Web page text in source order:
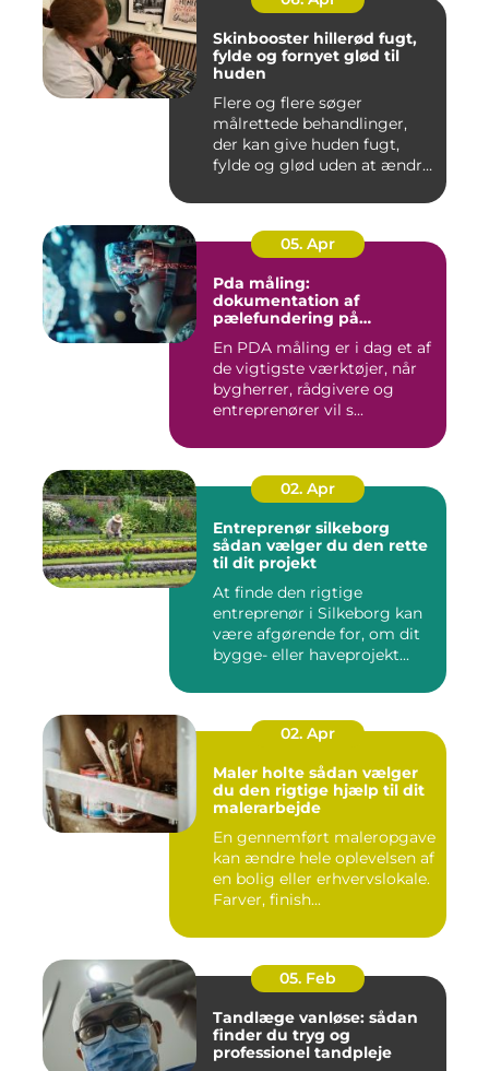
Skinbooster hillerød fugt,
fylde og fornyet glød til
huden
Flere og flere søger
målrettede behandlinger,
der kan give huden fugt,
fylde og glød uden at ændre
05. Apr
Pda måling:
dokumentation af
pælefundering på
En PDA måling er i dag et af
de vigtigste værktøjer, når
bygherrer, rådgivere og
entreprenører vil s...
02. Apr
Entreprenør silkeborg
sådan vælger du den rette
til dit projekt
At finde den rigtige
entreprenør i Silkeborg kan
være afgørende for, om dit
bygge- eller haveprojekt...
02. Apr
Maler holte sådan vælger
du den rigtige hjælp til dit
malerarbejde
En gennemført maleropgave
kan ændre hele oplevelsen af
en bolig eller erhvervslokale.
Farver, finish...
05. Feb
Tandlæge vanløse: sådan
finder du tryg og
professionel tandpleje